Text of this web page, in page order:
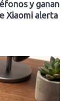
y ganan
Xiaomi alerta